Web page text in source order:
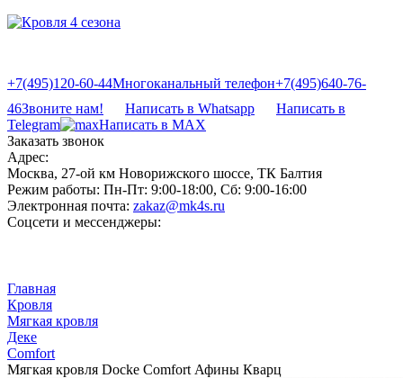
+7(495)120-60-44Многоканальный телефон+7(495)640-76-
46Звоните нам! Написать в Whatsapp
Написать в
Telegram
Написать в MAX
Заказать звонок
Адрес:
Москва, 27-ой км Новорижского шоссе, ТК Балтия
Режим работы: Пн-Пт: 9:00-18:00, Сб: 9:00-16:00
Электронная почта: zakaz@mk4s.ru
Соцсети и мессенджеры:
Главная
Кровля
Мягкая кровля
Деке
Comfort
Мягкая кровля Docke Сomfort Афины Кварц